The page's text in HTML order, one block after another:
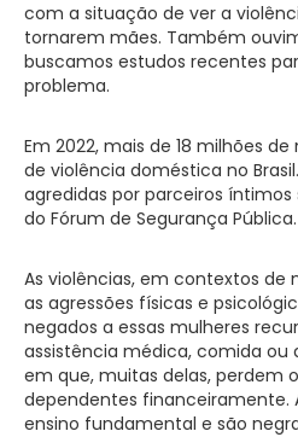
com a situação de ver a
tornarem mães. Também
buscamos estudos recentes
problema.
Em 2022, mais de 18 milhões
de violência doméstica no
agredidas por parceiros íntimos
do Fórum de Segurança Pública.
As violências, em contextos de
as agressões físicas e
negados a essas mulheres
assistência médica, comida ou
em que, muitas delas, perdem
dependentes financeiramente.
ensino fundamental e são